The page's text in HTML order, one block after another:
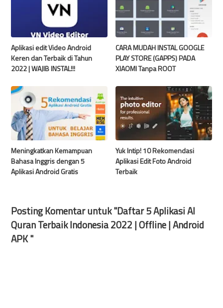
Aplikasi edit Video Android
Keren dan Terbaik di Tahun
2022 | WAJIB INSTAL!!!
CARA MUDAH INSTAL GOOGLE
PLAY STORE (GAPPS) PADA
XIAOMI Tanpa ROOT
Meningkatkan Kemampuan
Bahasa Inggris dengan 5
Aplikasi Android Gratis
Yuk Intip! 10 Rekomendasi
Aplikasi Edit Foto Android
Terbaik
Posting Komentar untuk "Daftar 5 Aplikasi Al
Quran Terbaik Indonesia 2022 | Offline | Android
APK "